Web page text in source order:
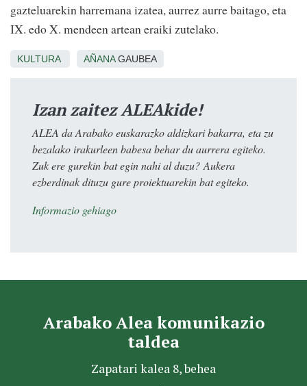
gazteluarekin harremana izatea, aurrez aurre baitago, eta
IX. edo X. mendeen artean eraiki zutelako.
KULTURA AÑANAGAUBEA
Izan zaitez ALEAkide!
ALEA da Arabako euskarazko aldizkari bakarra, eta zu
bezalako irakurleen babesa behar du aurrera egiteko.
Zuk ere gurekin bat egin nahi al duzu? Aukera
ezberdinak dituzu gure proiektuarekin bat egiteko.
Informazio gehiago
Arabako Alea komunikazio
taldea
Zapatari kalea 8, behea